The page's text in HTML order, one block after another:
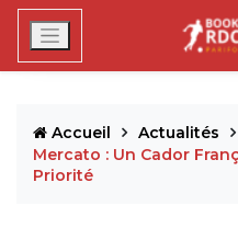
Accueil
Actualités
Mercato : Un Cador
Priorité